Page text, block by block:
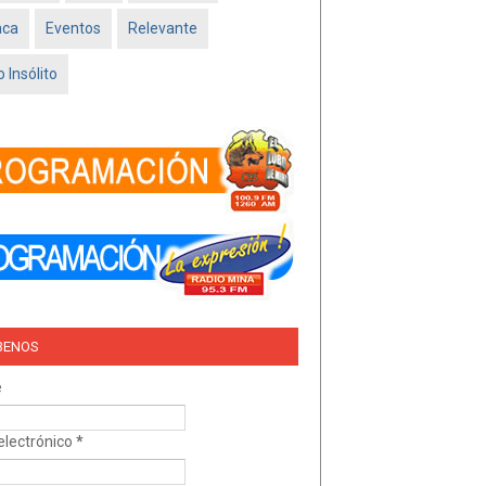
Eventos Relevante
Insólito
*